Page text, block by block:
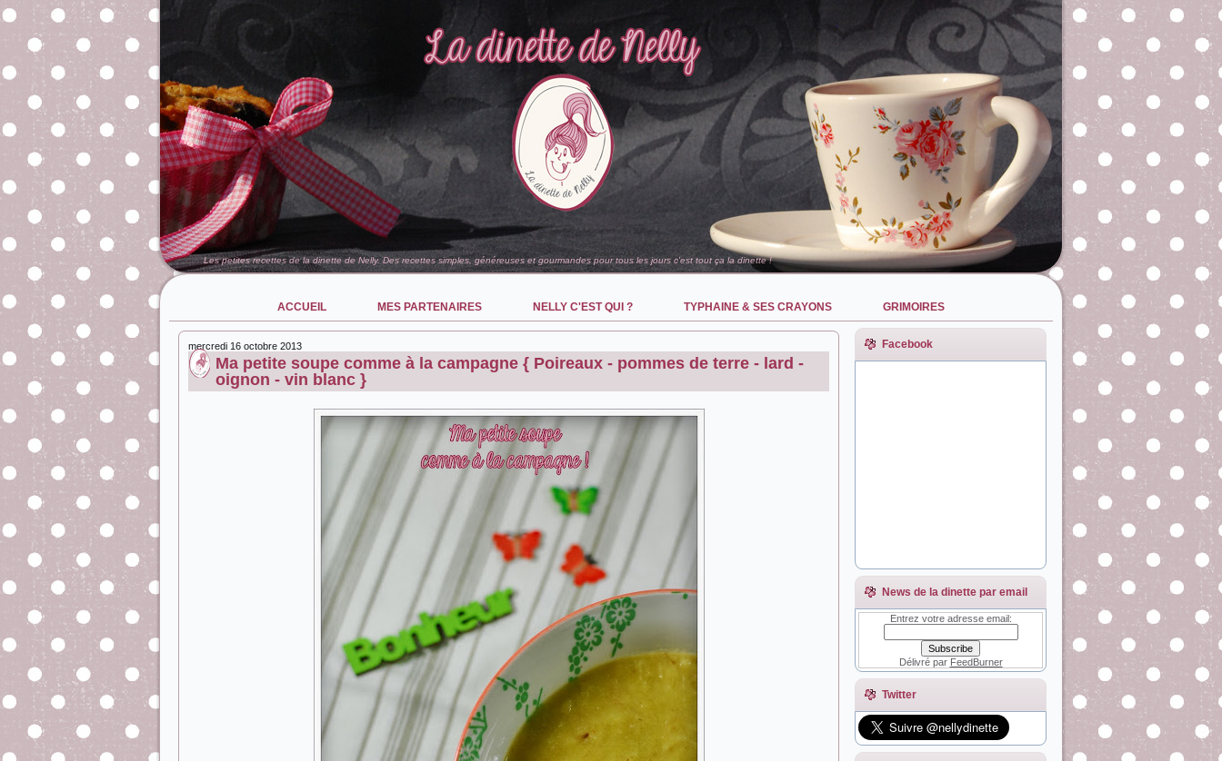
Les petites recettes de la dinette de Nelly. Des recettes simples, généreuses et gourmandes pour tous les jours c'est tout ça la dinette !
ACCUEIL MES PARTENAIRES NELLY C'EST QUI ? TYPHAINE & SES CRAYONS GRIMOIRES
mercredi 16 octobre 2013
Ma petite soupe comme à la campagne { Poireaux - pommes de terre - lard -
oignon - vin blanc }
Facebook
News de la dinette par email
Entrez votre adresse email:
Délivré par FeedBurner
Twitter